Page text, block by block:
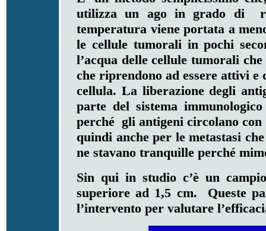
utilizza un ago in grado di
temperatura viene portata a
le cellule tumorali in pochi
l’acqua delle cellule tumorali
che riprendono ad essere attivi
cellula. La liberazione degli
parte del sistema
perché gli antigeni circolano con
quindi anche per le metastasi
ne stavano tranquille perché
Sin qui in studio c’è un
superiore ad 1,5 cm. Queste
l’intervento per valutare